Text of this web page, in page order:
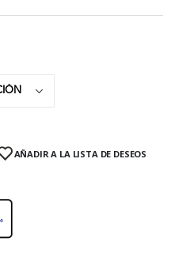
AÑADIR A LA LISTA DE DESEOS